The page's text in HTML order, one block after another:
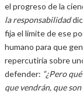
el progreso de la
la responsabilidad
fija el límite de ese
humano para que
repercutiría sobre
defender: “¿Pero
que vendrán, que